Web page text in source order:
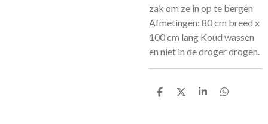
zak om ze in op te bergen
Afmetingen: 80 cm breed x
100 cm lang Koud wassen
en niet in de droger drogen.
D
D
S
D